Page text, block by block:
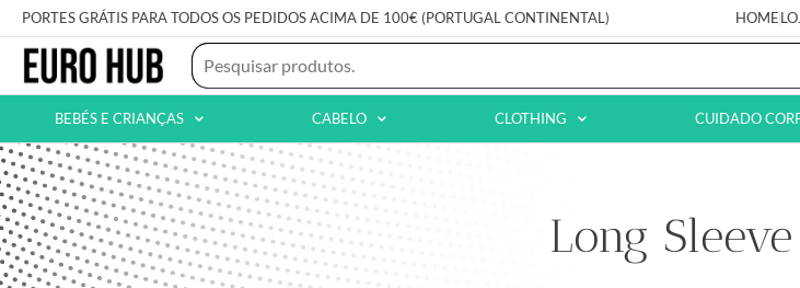
PORTES GRÁTIS PARA TODOS OS PEDIDOS ACIMA DE 100€ (PORTUGAL CONTINENTAL) HOME
BEBÉS E CRIANÇAS CABELO CLOTHING CUIDADO
Long Sleeve